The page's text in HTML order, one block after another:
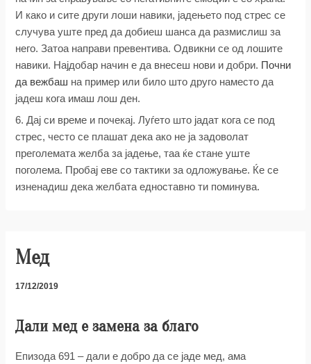
И како и сите други лоши навики, јадењето под стрес се
случува уште пред да добиеш шанса да размислиш за
него. Затоа направи превентива. Одвикни се од лошите
навики. Најдобар начин е да внесеш нови и добри. Почни
да вежбаш на пример или било што друго наместо да
јадеш кога имаш лош ден.
6. Дај си време и почекај. Луѓето што јадат кога се под
стрес, често се плашат дека ако не ја задоволат
преголемата желба за јадење, таа ќе стане уште
поголема. Пробај еве со тактики за одложување. Ќе се
изненадиш дека желбата едноставно ти поминува.
Мед
17/12/2019
Дали мед е замена за благо
Епизода 691 – дали е добро да се јаде мед, ама